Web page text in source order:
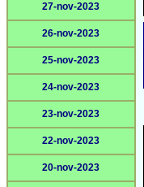
27-nov-2023
26-nov-2023
25-nov-2023
24-nov-2023
23-nov-2023
22-nov-2023
20-nov-2023